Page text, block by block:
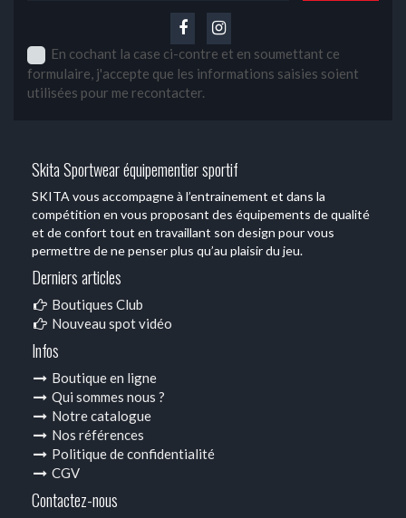
En cochant la case ci-contre et en soumettant ce
formulaire, j'accepte que les informations saisies soient
utilisées pour me recontacter.
Skita Sportwear équipementier sportif
SKITA vous accompagne à l’entrainement et dans la
compétition en vous proposant des équipements de qualité
et de confort tout en travaillant son design pour vous
permettre de ne penser plus qu’au plaisir du jeu.
Derniers articles
Boutiques Club
Nouveau spot vidéo
Infos
Boutique en ligne
Qui sommes nous ?
Notre catalogue
Nos références
Politique de confidentialité
CGV
Contactez-nous